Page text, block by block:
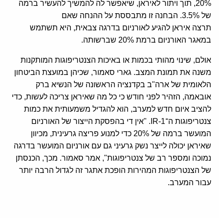
20%, תוך ויתור לאיראן, שיאפשר לה להמשיך להעשיר ברמה
של 3.5%. הבחנה זו מתבססת על ההנחה שאם
תרצה איראן להגיע לאורניום בדרגה צבאית, היא תשתמש
במאגר האורניום ברמת 20% שברשותה.
אולם, שינוי מהותי בכמות או באיכות הצנטריפוגות המותקנות
משנה את תמונת המצב. גארי סאמור, שכיהן במועצת הביטחון
הלאומית של ארה"ב בקדנציה הראשונה של הנשיא ברק
אובאמה, הזהיר לפני חודש כי כל מה שאיראן צריכה לעשות, כדי
להציב איום חדש למערב, הוא להגדיל משמעותית את כמות
צנטריפוגות ה־IR-1. "אין די בהפסקת הייצור של האורניום
המועשר ברמה של 20% כדי למנוע פריצה גרעינית, מכיוון
שאיראן יכולה לייצר נשק גרעיני גם עם אורניום המועשר בדרגה
נמוכה ומספר רב של צנטריפוגות", אמר סאמור. מכך, הכנסתן
של הצנטריפוגות המהירות הופכת אתגר זה לגדול הרבה יותר
עבור המערב.